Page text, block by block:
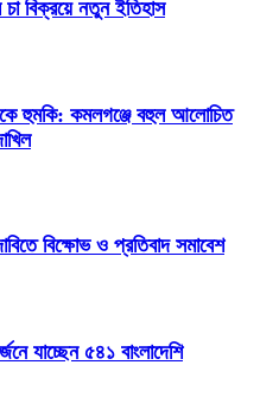
চা বিক্রয়ে নতুন ইতিহাস
হুমকি: কমলগঞ্জে বহুল আলোচিত
বিক্ষোভ ও প্রতিবাদ সমাবেশ
যাচ্ছেন ৫৪১ বাংলাদেশি